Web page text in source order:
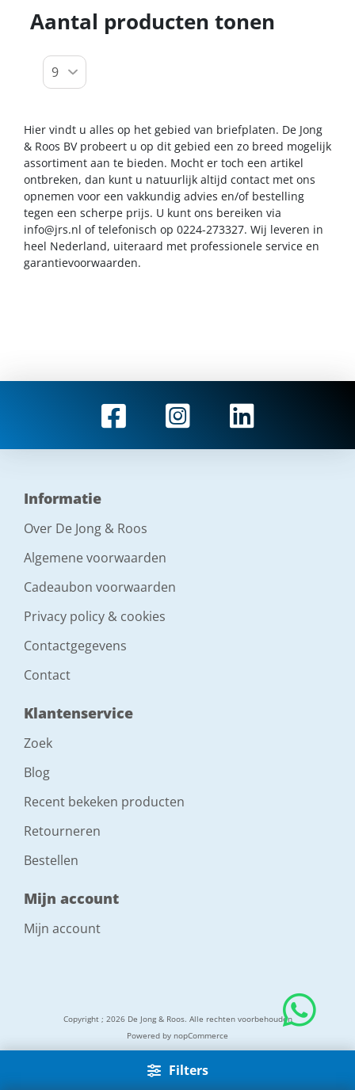
Filters
Aantal producten tonen
Hier vindt u alles op het gebied van briefplaten. De Jong
& Roos BV probeert u op dit gebied een zo breed mogelijk
assortiment aan te bieden. Mocht er toch een artikel
ontbreken, dan kunt u natuurlijk altijd contact met ons
opnemen voor een vakkundig advies en/of bestelling
tegen een scherpe prijs. U kunt ons bereiken via
info@jrs.nl of telefonisch op 0224-273327. Wij leveren in
heel Nederland, uiteraard met professionele service en
garantievoorwaarden.
Informatie
Over De Jong & Roos
Algemene voorwaarden
Cadeaubon voorwaarden
Privacy policy & cookies
Contactgegevens
Contact
Klantenservice
Zoek
Blog
Recent bekeken producten
Retourneren
Bestellen
Mijn account
Mijn account
Copyright ; 2026 De Jong & Roos. Alle rechten voorbehouden
Powered by nopCommerce